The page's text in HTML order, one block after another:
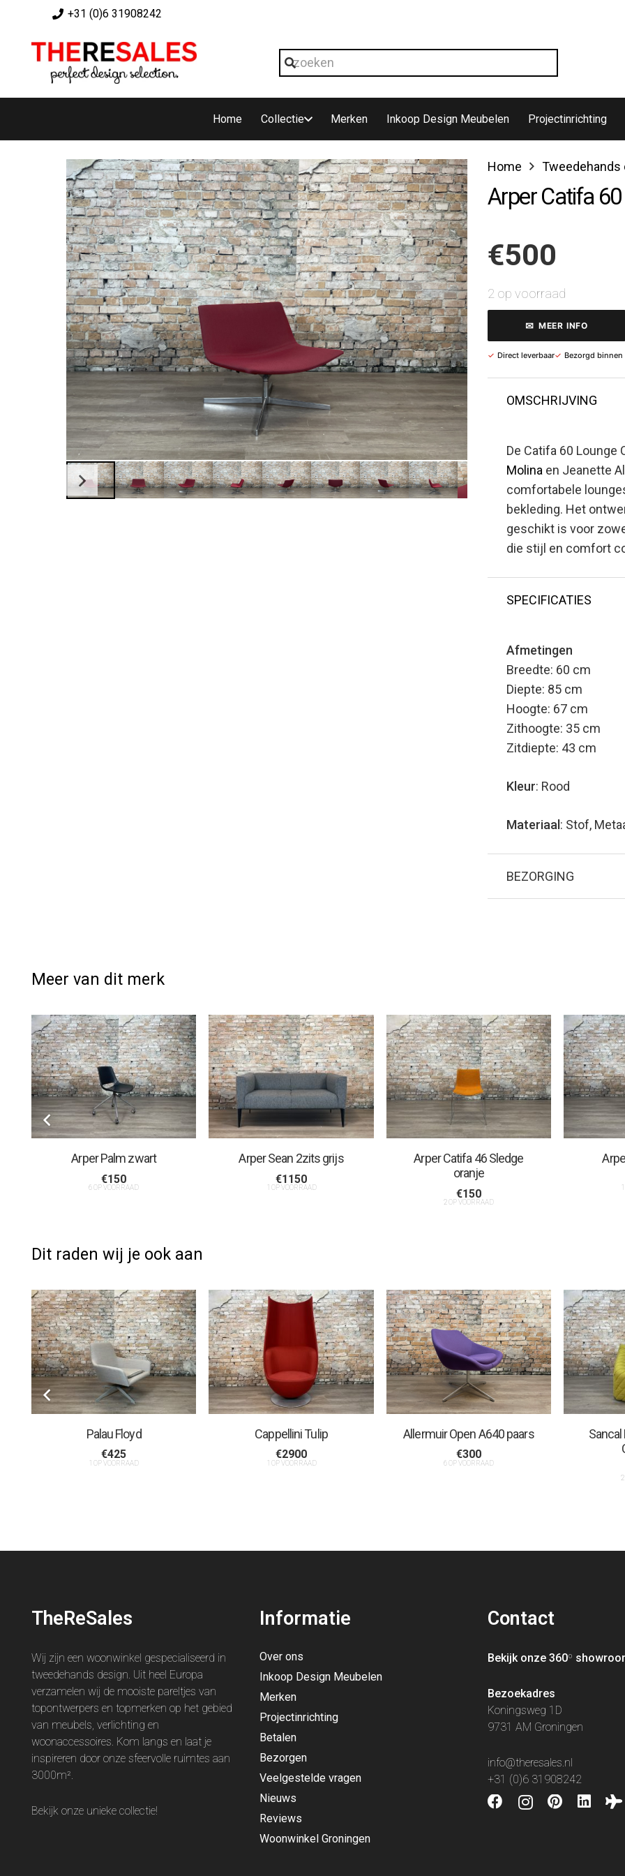
+31 (0)6 31908242
Home Collectie Merken Inkoop Design Meubelen Projectinrichting
Home Tweedehands
Arper Catifa
€500
2 op voorraad
✉ MEER INFO
✓ Direct leverbaar✓ Bezorgd binnen
OMSCHRIJVING
De Catifa 60 Lounge
Molina en Jeanette
comfortabele
bekleding. Het
geschikt is voor
die stijl en comfort
SPECIFICATIES
Afmetingen
Breedte: 60 cm
Diepte: 85 cm
Hoogte: 67 cm
Zithoogte: 35 cm
Zitdiepte: 43 cm
Kleur: Rood
Materiaal : Stof,
BEZORGING
Meer van dit merk
Arper Palm zwart
€150
6 OP VOORRAAD
Arper Sean 2zits grijs
€1150
1 OP VOORRAAD
Arper Catifa 46 Sledge
oranje
€150
2 OP VOORRAAD
Dit raden wij je ook aan
Palau Floyd
€425
1 OP VOORRAAD
Cappellini Tulip
€2900
1 OP VOORRAAD
Allermuir Open A640 paars
€300
6 OP VOORRAAD
TheReSales
Wij zijn een woonwinkel gespecialiseerd in
tweedehands design. Uit heel Europa
verzamelen wij de mooiste pareltjes van
topontwerpers en topmerken op het gebied
van meubels, verlichting en
woonaccessoires. Kom langs en laat je
inspireren door onze sfeervolle ruimtes aan
3000m².
Bekijk onze unieke collectie!
Informatie
Over ons
Inkoop Design Meubelen
Merken
Projectinrichting
Betalen
Bezorgen
Veelgestelde vragen
Nieuws
Reviews
Woonwinkel Groningen
Contact
Bekijk onze 360º
Bezoekadres
Koningsweg 1D
9731 AM Groningen
info@theresales.nl
+31 (0)6 31908242